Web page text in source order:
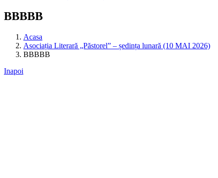
BBBBB
Acasa
Asociația Literară „Păstorel” – ședința lunară (10 MAI 2026)
BBBBB
Inapoi